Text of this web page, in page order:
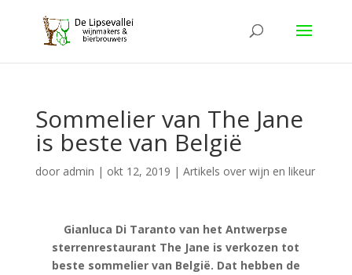
Sommelier van The Jane
is beste van België
door admin | okt 12, 2019 | Artikels over wijn en likeur
Gianluca Di Taranto van het Antwerpse
sterrenrestaurant The Jane is verkozen tot
beste sommelier van België. Dat hebben de